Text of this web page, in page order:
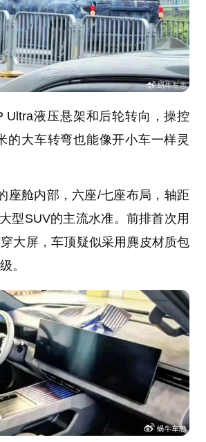
Ultra液压悬架和后轮转向，操控
的大车转弯也能像开小车一样灵
座舱内部，六座/七座布局，轴距
型SUV的主流水准。前排首次用
穿大屏，车顶疑似采用麂皮材质包
。